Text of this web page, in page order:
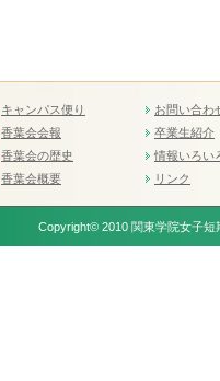
キャンパス便り
香葉会会報
香葉会の歴史
香葉会概要
お問い合わ
卒業生紹介
情報いろい
リンク
Copyright© 2010 関東学院女子